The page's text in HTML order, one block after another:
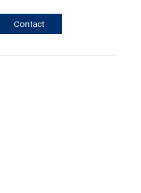
Contact